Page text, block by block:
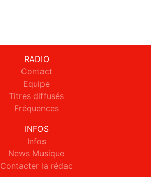
RADIO
Contact
Equipe
Titres diffusés
Fréquences
INFOS
Infos
News Musique
Contacter la rédac